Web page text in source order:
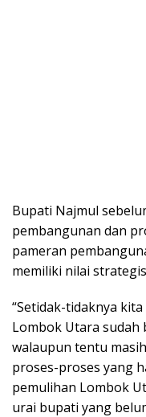
Bupati Najmul
pembangunan dan
pameran
memiliki nilai
“Setidak-tidaknya
Lombok Utara sudah
walaupun tentu
proses-proses yang
pemulihan Lombok
urai bupati yang